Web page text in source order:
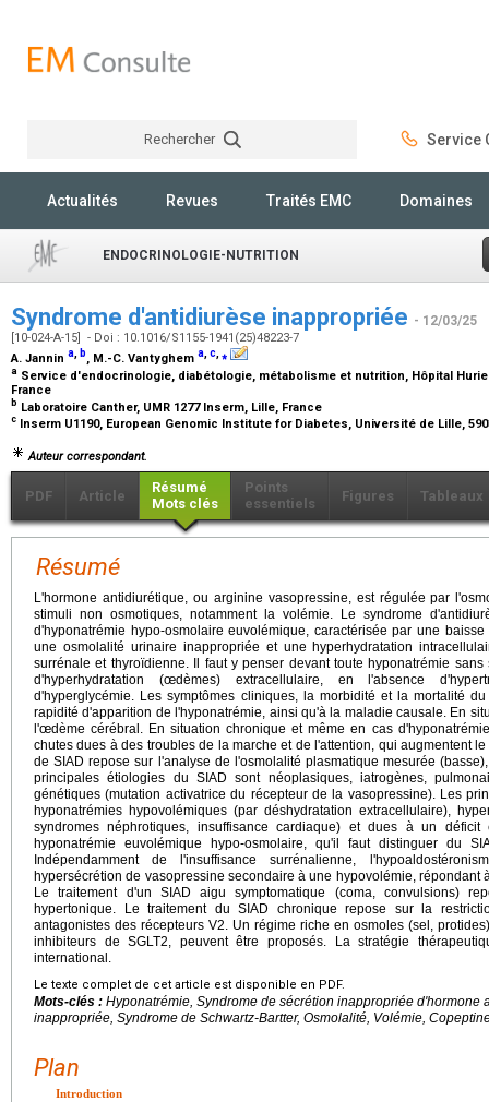
Rechercher Service
Actualités Revues Traités EMC Domaines
ENDOCRINOLOGIE-NUTRITION
Syndrome d'antidiurèse inappropriée - 12/03/25
[10-024-A-15] - Doi : 10.1016/S1155-1941(25)48223-7
A. Jannin a, b, M.-C. Vantyghem a,c,⁎
a Service d'endocrinologie, diabétologie, métabolisme et nutrition, Hôpital
France
b Laboratoire Canther, UMR 1277 Inserm, Lille, France
c Inserm U1190, European Genomic Institute for Diabetes, Université de Lille,
Auteur correspondant.
PDF Article
Résumé
Mots clés
Points
essentiels
Figures Tableaux
Résumé
L'hormone antidiurétique, ou arginine vasopressine, est régulée par
stimuli non osmotiques, notamment la volémie. Le syndrome
d'hyponatrémie hypo-osmolaire euvolémique, caractérisée par une
une osmolalité urinaire inappropriée et une hyperhydratation
surrénale et thyroïdienne. Il faut y penser devant toute hyponatrémie
d'hyperhydratation (œdèmes) extracellulaire, en l'absence
d'hyperglycémie. Les symptômes cliniques, la morbidité et la mortalité
rapidité d'apparition de l'hyponatrémie, ainsi qu'à la maladie causale. En
l'œdème cérébral. En situation chronique et même en cas
chutes dues à des troubles de la marche et de l'attention, qui augmentent
de SIAD repose sur l'analyse de l'osmolalité plasmatique mesurée
principales étiologies du SIAD sont néoplasiques, iatrogènes,
génétiques (mutation activatrice du récepteur de la vasopressine). Les
hyponatrémies hypovolémiques (par déshydratation extracellulaire),
syndromes néphrotiques, insuffisance cardiaque) et dues à un
hyponatrémie euvolémique hypo-osmolaire, qu'il faut distinguer du
Indépendamment de l'insuffisance surrénalienne,
hypersécrétion de vasopressine secondaire à une hypovolémie, répondant
Le traitement d'un SIAD aigu symptomatique (coma, convulsions)
hypertonique. Le traitement du SIAD chronique repose sur la
antagonistes des récepteurs V2. Un régime riche en osmoles (sel,
inhibiteurs de SGLT2, peuvent être proposés. La stratégie
international.
Le texte complet de cet article est disponible en PDF.
Mots-clés : Hyponatrémie, Syndrome de sécrétion inappropriée d'hormone
inappropriée, Syndrome de Schwartz-Bartter, Osmolalité, Volémie,
Plan
Introduction